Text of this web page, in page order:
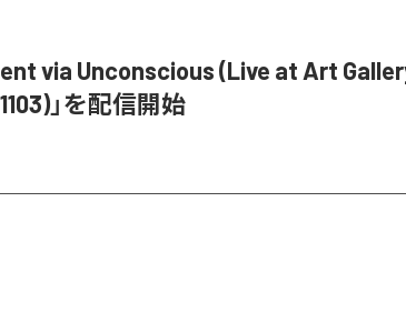
via Unconscious (Live at Art
」を配信開始